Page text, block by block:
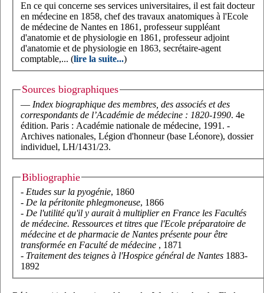
En ce qui concerne ses services universitaires, il est fait docteur
en médecine en 1858, chef des travaux anatomiques à l'Ecole
de médecine de Nantes en 1861, professeur suppléant
d'anatomie et de physiologie en 1861, professeur adjoint
d'anatomie et de physiologie en 1863, secrétaire-agent
comptable,... (lire la suite...)
Sources biographiques
— Index biographique des membres, des associés et des
correspondants de l’Académie de médecine : 1820-1990. 4e
édition. Paris : Académie nationale de médecine, 1991. -
Archives nationales, Légion d'honneur (base Léonore), dossier
individuel, LH/1431/23.
Bibliographie
- Etudes sur la pyogénie, 1860
- De la péritonite phlegmoneuse, 1866
- De l'utilité qu'il y aurait à multiplier en France les Facultés
de médecine. Ressources et titres que l'Ecole préparatoire de
médecine et de pharmacie de Nantes présente pour être
transformée en Faculté de médecine , 1871
- Traitement des teignes à l'Hospice général de Nantes 1883-
1892